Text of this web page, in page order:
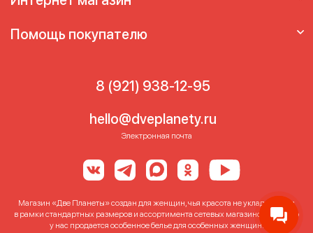
Помощь покупателю
8 (921) 938-12-95
hello@dveplanety.ru
Электронная почта
Магазин «Две Планеты» создан для женщин, чья красота не укладывается
в рамки стандартных размеров и ассортимента сетевых магазинов. Именно
у нас продается особенное белье для особенных женщин!